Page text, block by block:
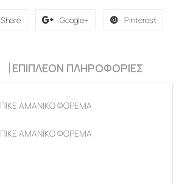
Share Google+ Pinterest
ΕΠΙΠΛΈΟΝ ΠΛΗΡΟΦΟΡΊΕΣ
ΠΙΚΕ ΑΜΑΝΙΚΟ ΦΟΡΕΜΑ
ΠΙΚΕ ΑΜΑΝΙΚΟ ΦΟΡΕΜΑ